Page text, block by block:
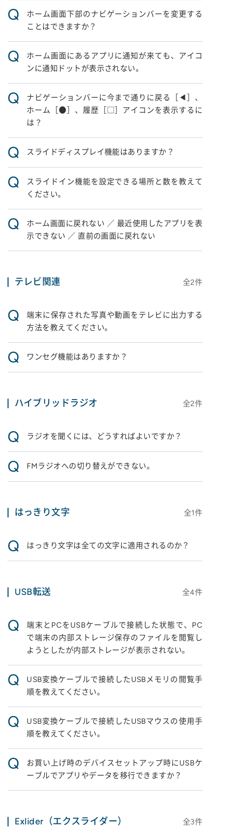
Q
ホーム画面下部のナビゲーションバーを変更する
ことはできますか？
Q
ホーム画面にあるアプリに通知が来ても、アイコ
ンに通知ドットが表示されない。
Q
ナビゲーションバーに今まで通りに戻る［◀］、
ホーム［●］、履歴［□］アイコンを表示するに
は？
Q スライドディスプレイ機能はありますか？
Q
スライドイン機能を設定できる場所と数を教えて
ください。
Q
ホーム画面に戻れない ／ 最近使用したアプリを表
示できない ／ 直前の画面に戻れない
テレビ関連 全2件
Q
端末に保存された写真や動画をテレビに出力する
方法を教えてください。
Q ワンセグ機能はありますか？
ハイブリッドラジオ 全2件
Q ラジオを聞くには、どうすればよいですか？
Q FMラジオへの切り替えができない。
はっきり文字 全1件
Q はっきり文字は全ての文字に適用されるのか？
USB転送 全4件
Q
端末とPCをUSBケーブルで接続した状態で、PC
で端末の内部ストレージ保存のファイルを閲覧し
ようとしたが内部ストレージが表示されない。
Q
USB変換ケーブルで接続したUSBメモリの閲覧手
順を教えてください。
Q
USB変換ケーブルで接続したUSBマウスの使用手
順を教えてください。
Q
お買い上げ時のデバイスセットアップ時にUSBケ
ーブルでアプリやデータを移行できますか？
Exlider（エクスライダー） 全3件